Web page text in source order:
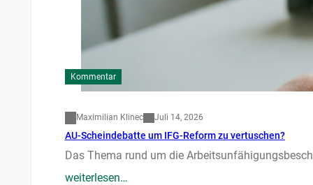
Kommentar
Maximilian Klinec Juli 14, 2026
AU-Scheindebatte um IFG-Reform zu vertuschen?
Das Thema rund um die
weiterlesen…